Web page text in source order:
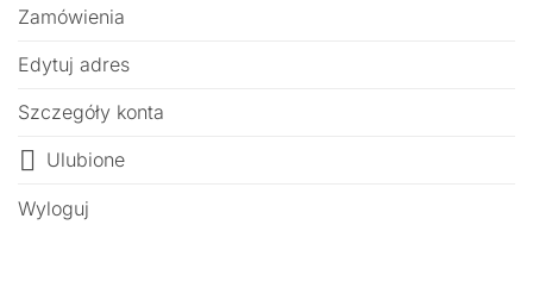
Zamówienia
Edytuj adres
Szczegóły konta
Ulubione
Wyloguj